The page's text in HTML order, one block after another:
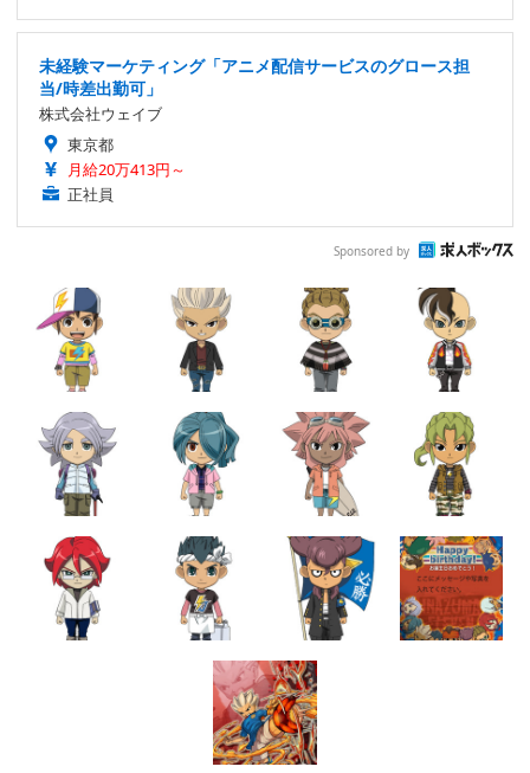
未経験マーケティング「アニメ配信サービスのグロース担
当/時差出勤可」
株式会社ウェイブ
東京都
月給20万413円～
正社員
Sponsored by